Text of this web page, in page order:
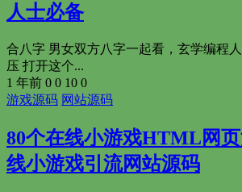
人士必备
合八字 男女双方八字一起看，玄学编程
压 打开这个...
1 年前 0 0 10 0
游戏源码 网站源码
80个在线小游戏HTML网
线小游戏引流网站源码